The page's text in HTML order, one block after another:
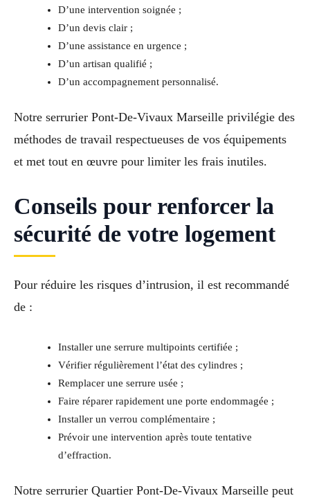
D’une intervention soignée ;
D’un devis clair ;
D’une assistance en urgence ;
D’un artisan qualifié ;
D’un accompagnement personnalisé.
Notre serrurier Pont-De-Vivaux Marseille privilégie des
méthodes de travail respectueuses de vos équipements
et met tout en œuvre pour limiter les frais inutiles.
Conseils pour renforcer la
sécurité de votre logement
Pour réduire les risques d’intrusion, il est recommandé
de :
Installer une serrure multipoints certifiée ;
Vérifier régulièrement l’état des cylindres ;
Remplacer une serrure usée ;
Faire réparer rapidement une porte endommagée ;
Installer un verrou complémentaire ;
Prévoir une intervention après toute tentative
d’effraction.
Notre serrurier Quartier Pont-De-Vivaux Marseille peut